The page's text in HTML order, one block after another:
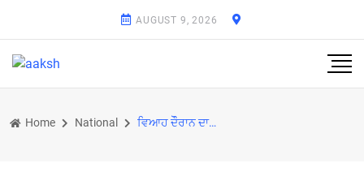
AUGUST 9, 2026
Home National ਵਿਆਹ ਦੌੌਰਾਨ ਦਾਜ ਮੰਗ ਵਿਚ ਵਾਧਾ ਹੋਣ ਕਾਰਨ ਹੋਈ ਲੜਕੀ ਦੇ ਪਿਤਾ ਦੀ ਮੌਤ